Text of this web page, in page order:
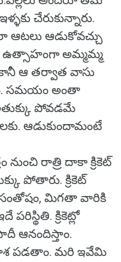
చేరుకున్నారు.
ఆడుకోవచ్చు
ఉత్సాహంగా అమ్మమ్మ
ఆ తర్వాత వాసు
సమయం అంతా
పోవడమే
ఆడుకుందామంటే
రాత్రి దాకా క్రికెట్
పోతారు. క్రికెట్
మిగతా వారికి
పరిస్థితి. క్రికెట్లో
ఆనందిస్తాం.
పడతాం. మరి ఇవేమి